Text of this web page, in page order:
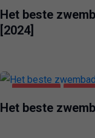
Het beste
[2024]
Het beste